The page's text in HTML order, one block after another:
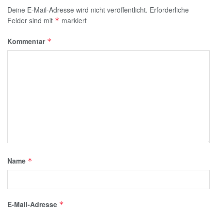
Deine E-Mail-Adresse wird nicht veröffentlicht. Erforderliche
Felder sind mit * markiert
Kommentar *
Name *
E-Mail-Adresse *